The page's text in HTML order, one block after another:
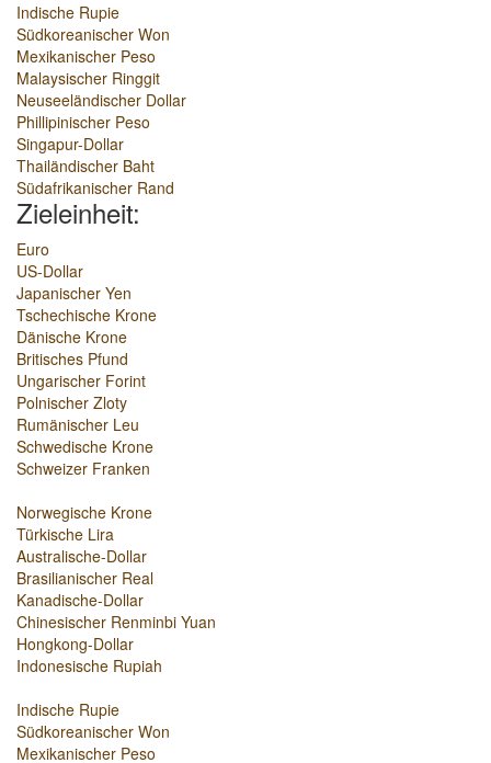
Indische Rupie
Südkoreanischer Won
Mexikanischer Peso
Malaysischer Ringgit
Neuseeländischer Dollar
Phillipinischer Peso
Singapur-Dollar
Thailändischer Baht
Südafrikanischer Rand
Zieleinheit:
Euro
US-Dollar
Japanischer Yen
Tschechische Krone
Dänische Krone
Britisches Pfund
Ungarischer Forint
Polnischer Zloty
Rumänischer Leu
Schwedische Krone
Schweizer Franken
Norwegische Krone
Türkische Lira
Australische-Dollar
Brasilianischer Real
Kanadische-Dollar
Chinesischer Renminbi Yuan
Hongkong-Dollar
Indonesische Rupiah
Indische Rupie
Südkoreanischer Won
Mexikanischer Peso